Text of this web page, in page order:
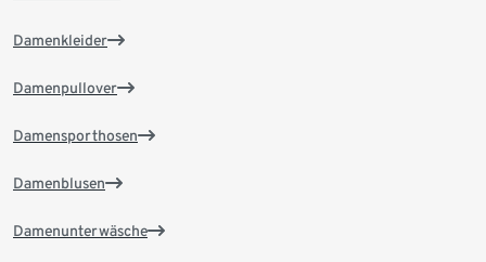
Damenkleider
Damenpullover
Damensporthosen
Damenblusen
Damenunterwäsche